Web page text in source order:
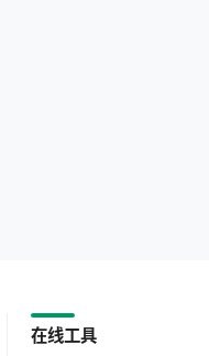
在线工具